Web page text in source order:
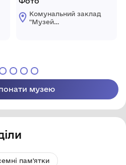
Комунальний заклад
"Музей
музею
пам'ятки